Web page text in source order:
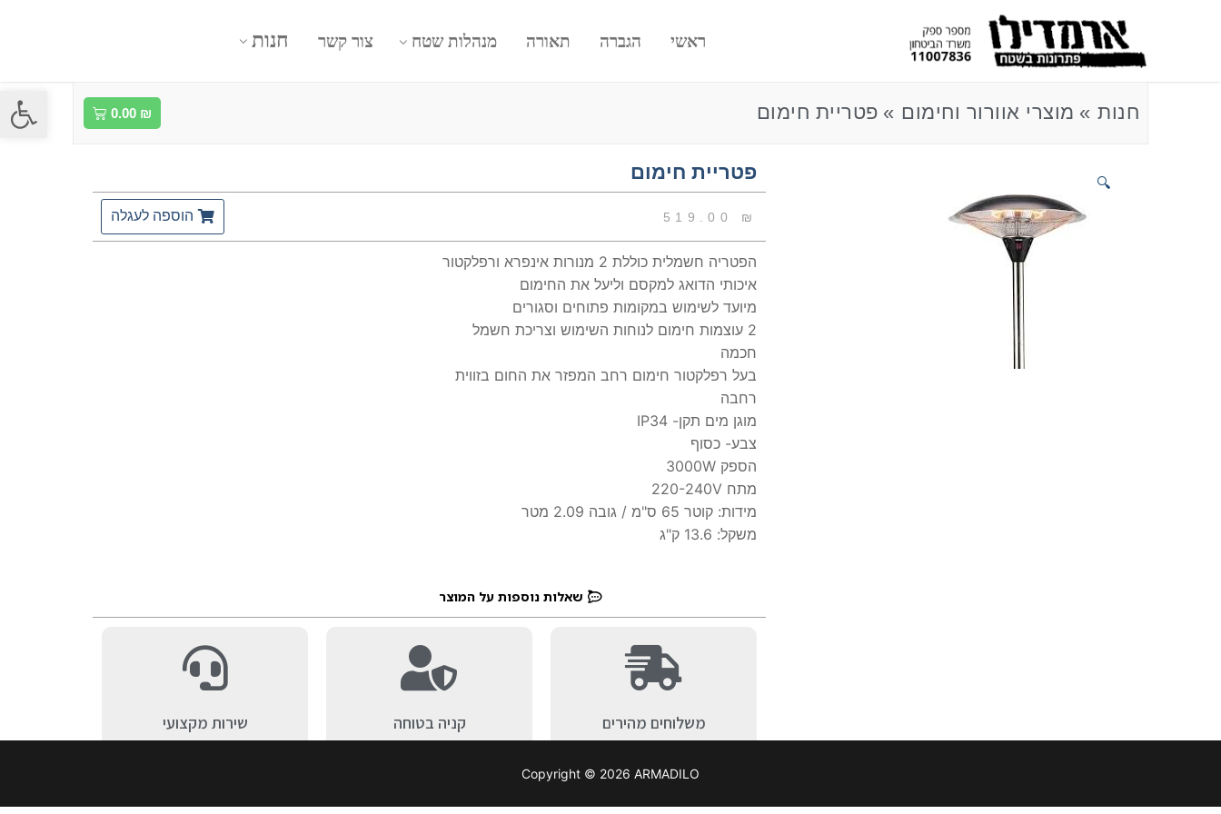
פתח
ראשי הגברה תאורה מנהלות שטח צור קשר חנות
חנות מוצרי אוורור וחימום פטריית חימום 0.00 ₪
🔍 פטריית חימום
519.00 ₪ הוספה לעגלה
הפטריה חשמלית כוללת 2 מנורות אינפרא ורפלקטור
איכותי הדואג למקסם וליעל את החימום
מיועד לשימוש במקומות פתוחים וסגורים
2 עוצמות חימום לנוחות השימוש וצריכת חשמל
חכמה
בעל רפלקטור חימום רחב המפזר את החום בזווית
רחבה
מוגן מים תקן- IP34
צבע- כסוף
הספק 3000W
מתח 220-240V
מידות: קוטר 65 ס"מ / גובה 2.09 מטר
משקל: 13.6 ק"ג
שאלות נוספות על המוצר
משלוחים מהירים קניה בטוחה שירות מקצועי
Copyright © 2026 ARMADILO